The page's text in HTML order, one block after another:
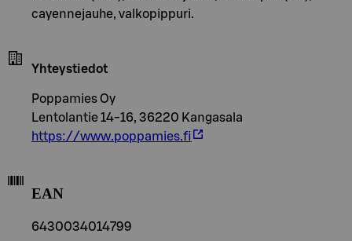
cayennejauhe, valkopippuri.
Yhteystiedot
Poppamies Oy
Lentolantie 14-16, 36220 Kangasala
https://www.poppamies.fi
EAN
6430034014799